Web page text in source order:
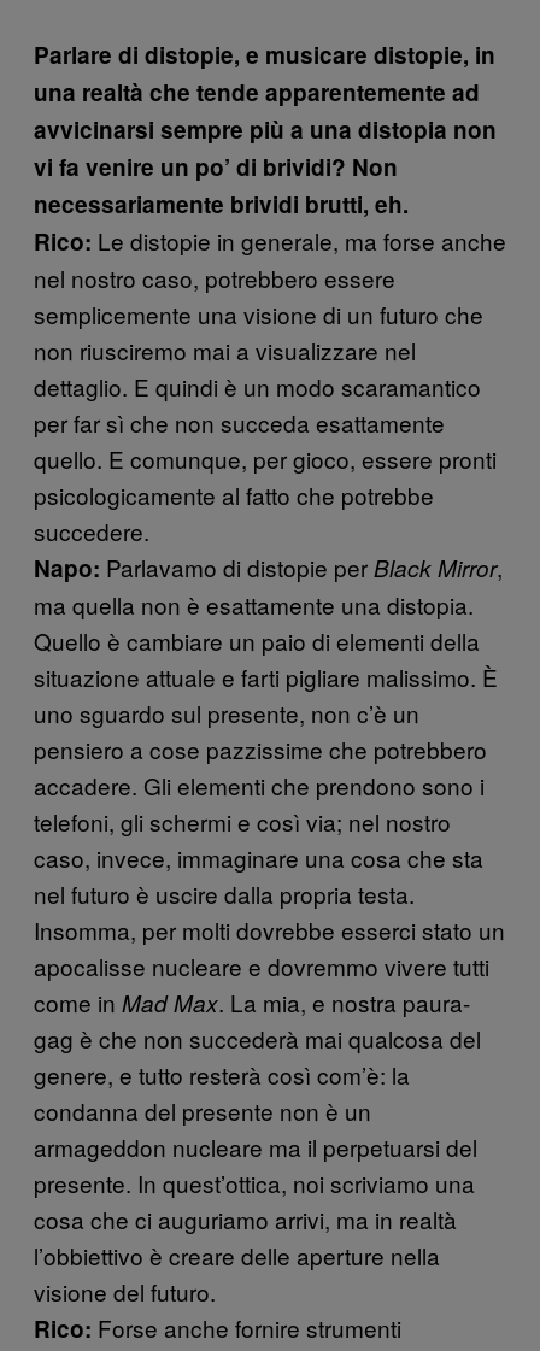
Parlare di distopie, e musicare distopie, in
una realtà che tende apparentemente ad
avvicinarsi sempre più a una distopia non
vi fa venire un po’ di brividi? Non
necessariamente brividi brutti, eh.
Rico: Le distopie in generale, ma forse anche
nel nostro caso, potrebbero essere
semplicemente una visione di un futuro che
non riusciremo mai a visualizzare nel
dettaglio. E quindi è un modo scaramantico
per far sì che non succeda esattamente
quello. E comunque, per gioco, essere pronti
psicologicamente al fatto che potrebbe
succedere.
Napo: Parlavamo di distopie perBlack Mirror,
ma quella non è esattamente una distopia.
Quello è cambiare un paio di elementi della
situazione attuale e farti pigliare malissimo. È
uno sguardo sul presente, non c’è un
pensiero a cose pazzissime che potrebbero
accadere. Gli elementi che prendono sono i
telefoni, gli schermi e così via; nel nostro
caso, invece, immaginare una cosa che sta
nel futuro è uscire dalla propria testa.
Insomma, per molti dovrebbe esserci stato un
apocalisse nucleare e dovremmo vivere tutti
come in Mad Max. La mia, e nostra paura-
gag è che non succederà mai qualcosa del
genere, e tutto resterà così com’è: la
condanna del presente non è un
armageddon nucleare ma il perpetuarsi del
presente. In quest’ottica, noi scriviamo una
cosa che ci auguriamo arrivi, ma in realtà
l’obbiettivo è creare delle aperture nella
visione del futuro.
Rico: Forse anche fornire strumenti